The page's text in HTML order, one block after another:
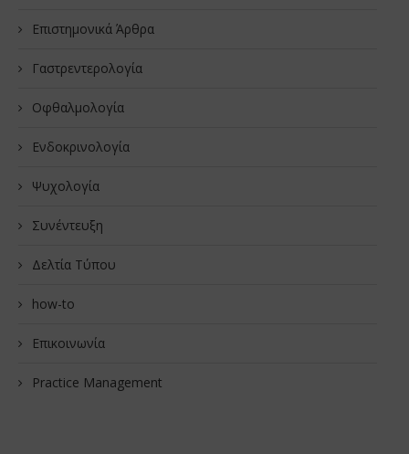
Επιστημονικά Άρθρα
Γαστρεντερολογία
Οφθαλμολογία
Ενδοκρινολογία
Ψυχολογία
Συνέντευξη
Δελτία Τύπου
how-to
Επικοινωνία
Practice Management